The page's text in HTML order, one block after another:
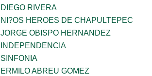
DIEGO RIVERA
NI?OS HEROES DE CHAPULTEPEC
JORGE OBISPO HERNANDEZ
INDEPENDENCIA
SINFONIA
ERMILO ABREU GOMEZ